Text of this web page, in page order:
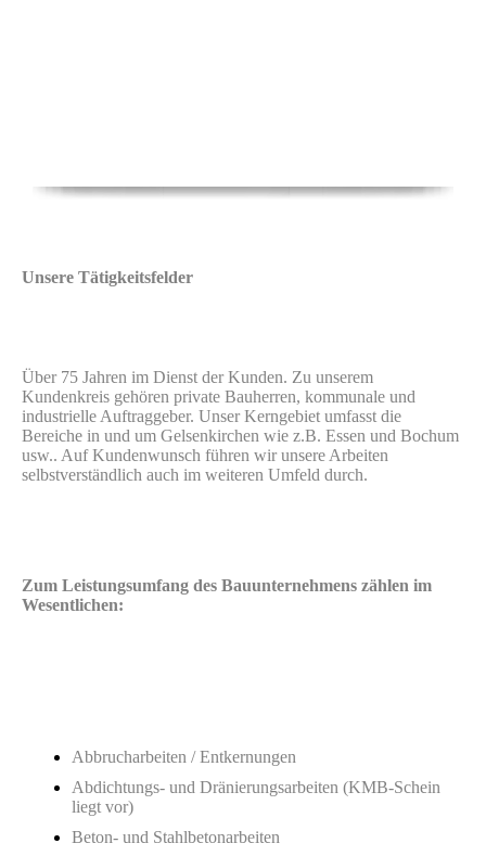
Unsere Tätig­keits­feld­er
Über 75 Jahren im Dienst der Kunden. Zu unserem
Kundenkreis gehören private Bauherren, kommunale und
industrielle Auftraggeber. Unser Kerngebiet umfasst die
Bereiche in und um Gelsenkirchen wie z.B. Essen und Bochum
usw.. Auf Kundenwunsch führen wir unsere Arbeiten
selbstverständlich auch im weiteren Umfeld durch.
Zum Leistungsumfang des Bauunternehmens zählen im
Wesentlichen:
Abbrucharbeiten / Entkernungen
Abdichtungs- und Dränierungsarbeiten (KMB-Schein
liegt vor)
Beton- und Stahlbetonarbeiten